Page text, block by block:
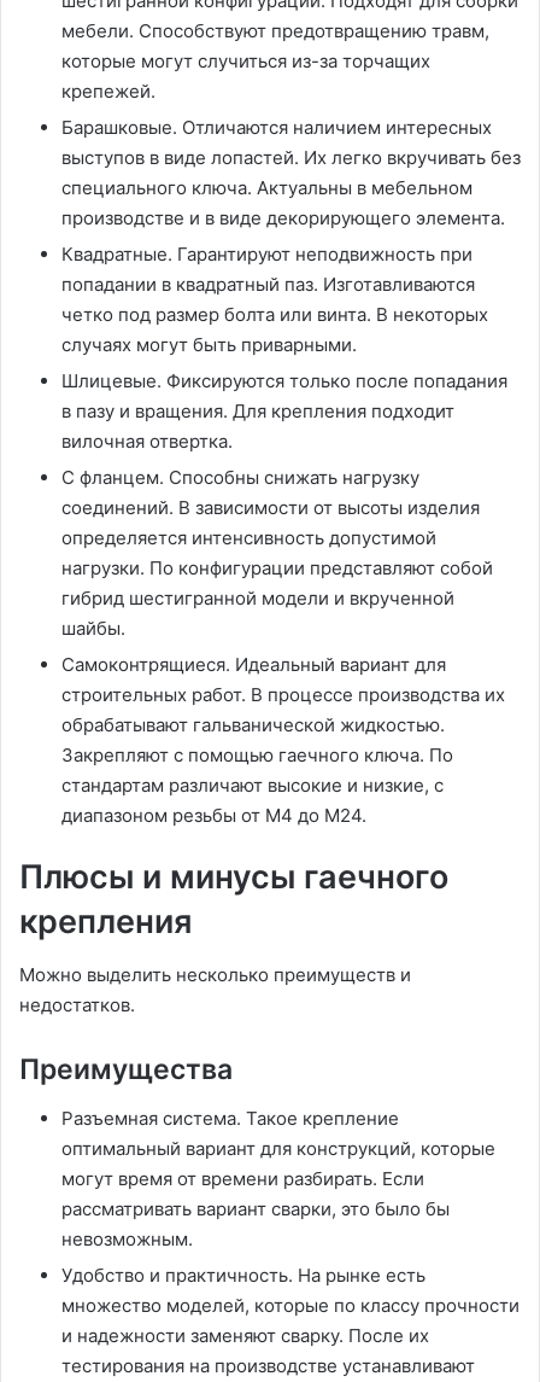
мебели. Способствуют предотвращению травм,
которые могут случиться из-за торчащих
крепежей.
Барашковые. Отличаются наличием интересных
выступов в виде лопастей. Их легко вкручивать без
специального ключа. Актуальны в мебельном
производстве и в виде декорирующего элемента.
Квадратные. Гарантируют неподвижность при
попадании в квадратный паз. Изготавливаются
четко под размер болта или винта. В некоторых
случаях могут быть приварными.
Шлицевые. Фиксируются только после попадания
в пазу и вращения. Для крепления подходит
вилочная отвертка.
С фланцем. Способны снижать нагрузку
соединений. В зависимости от высоты изделия
определяется интенсивность допустимой
нагрузки. По конфигурации представляют собой
гибрид шестигранной модели и вкрученной
шайбы.
Самоконтрящиеся. Идеальный вариант для
строительных работ. В процессе производства их
обрабатывают гальванической жидкостью.
Закрепляют с помощью гаечного ключа. По
стандартам различают высокие и низкие, с
диапазоном резьбы от М4 до М24.
Плюсы и минусы гаечного
крепления
Можно выделить несколько преимуществ и
недостатков.
Преимущества
Разъемная система. Такое крепление
оптимальный вариант для конструкций, которые
могут время от времени разбирать. Если
рассматривать вариант сварки, это было бы
невозможным.
Удобство и практичность. На рынке есть
множество моделей, которые по классу прочности
и надежности заменяют сварку. После их
тестирования на производстве устанавливают